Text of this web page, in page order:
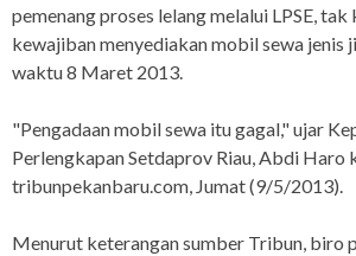
pemenang proses lelang melalui LPSE, tak
kewajiban menyediakan mobil sewa jenis
waktu 8 Maret 2013.
"Pengadaan mobil sewa itu gagal," ujar
Perlengkapan Setdaprov Riau, Abdi Haro
tribunpekanbaru.com, Jumat (9/5/2013).
Menurut keterangan sumber Tribun, biro